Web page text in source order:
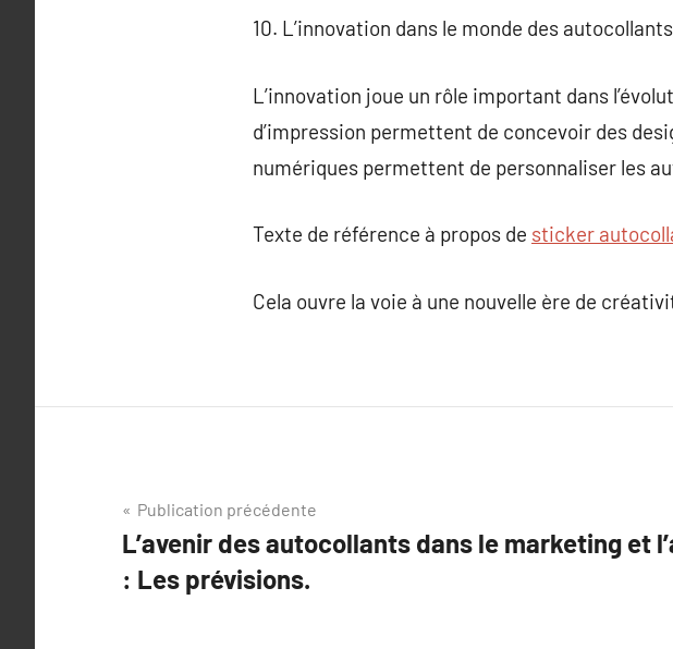
10. L’innovation dans le monde des autocollants
L’innovation joue un rôle important dans
d’impression permettent de concevoir des
numériques permettent de personnaliser les
Texte de référence à propos de sticker
Cela ouvre la voie à une nouvelle ère de
Navigation
de
l’article
Publication précédente
L’avenir des autocollants dans le marketing et
: Les prévisions.